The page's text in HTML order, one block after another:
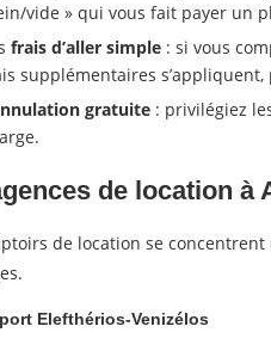
vide » qui vous fait payer un
frais d’aller simple : si vous
supplémentaires s’appliquent,
gratuite : privilégiez
de location à
de location se
Elefthérios-Venizélos